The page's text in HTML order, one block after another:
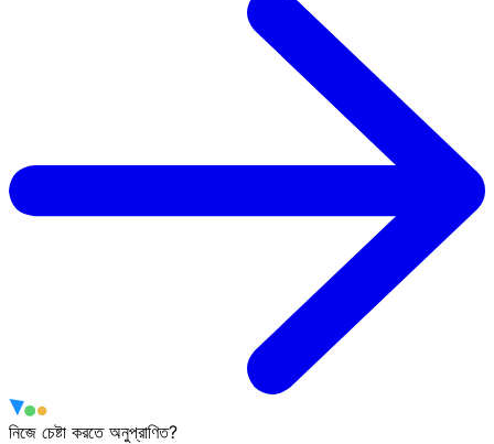
নিজে চেষ্টা করতে অনুপ্রাণিত?